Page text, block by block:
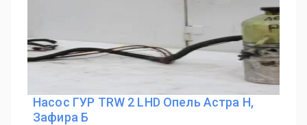
Насос ГУР TRW 2 LHD Опель Астра Н,
Зафира Б